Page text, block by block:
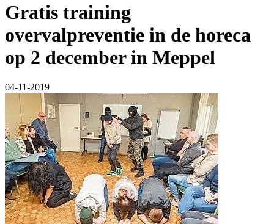
Gratis training
overvalpreventie in de horeca
op 2 december in Meppel
04-11-2019